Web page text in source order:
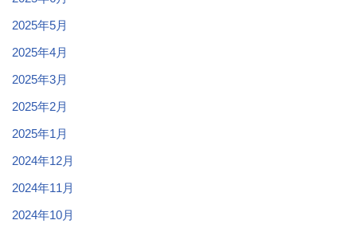
2025年5月
2025年4月
2025年3月
2025年2月
2025年1月
2024年12月
2024年11月
2024年10月